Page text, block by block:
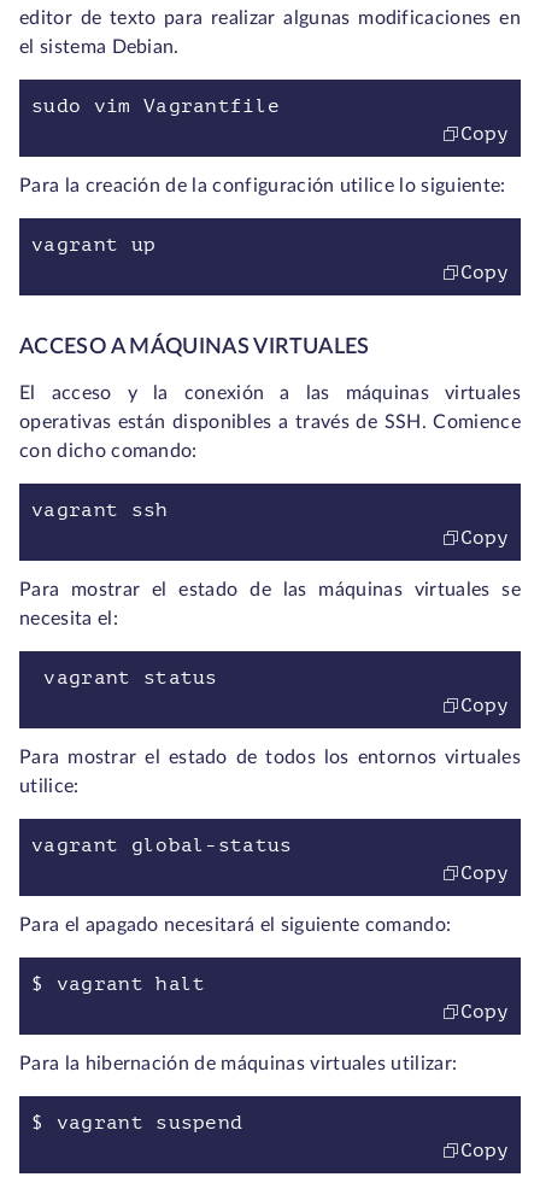
editor de texto para realizar algunas modificaciones en
el sistema Debian.
sudo vim Vagrantfile
Copy
Para la creación de la configuración utilice lo siguiente:
vagrant up
Copy
ACCESO A MÁQUINAS VIRTUALES
El acceso y la conexión a las máquinas virtuales
operativas están disponibles a través de SSH. Comience
con dicho comando:
vagrant ssh
Copy
Para mostrar el estado de las máquinas virtuales se
necesita el:
vagrant status
Copy
Para mostrar el estado de todos los entornos virtuales
utilice:
vagrant global-status
Copy
Para el apagado necesitará el siguiente comando:
$ vagrant halt
Copy
Para la hibernación de máquinas virtuales utilizar:
$ vagrant suspend
Copy